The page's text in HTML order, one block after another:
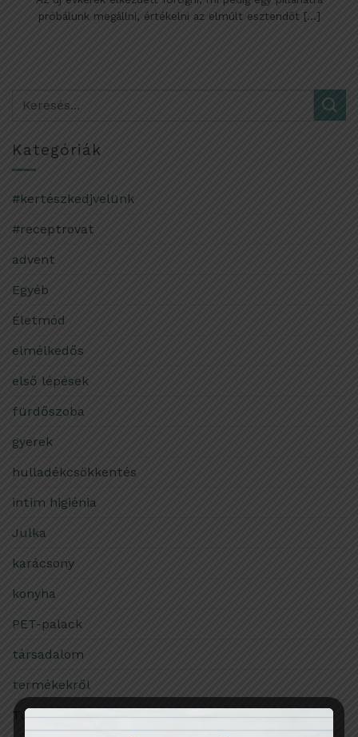
próbálunk megállni, értékelni az elmúlt esztendőt [...]
Kategóriák
#kertészkedjvelünk
#receptrovat
advent
Egyéb
Életmód
elmélkedős
első lépések
fürdőszoba
gyerek
hulladékcsökkentés
intim higiénia
Julka
karácsony
konyha
PET-palack
társadalom
termékekről
Tudomány